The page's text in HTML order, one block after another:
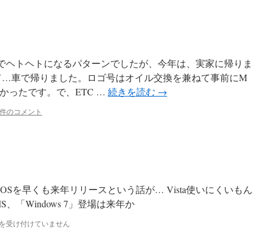
は
ヘトヘトになるパターンでしたが、今年は、実家に帰りま
車で帰りました。ロゴ号はオイル交換を兼ねて事前にM
ったです。で、ETC … 続きを読む →
のコメント
を早くも来年リリースという話が… Vista使いにくいもん
、「Windows 7」登場は来年か
受け付けていません